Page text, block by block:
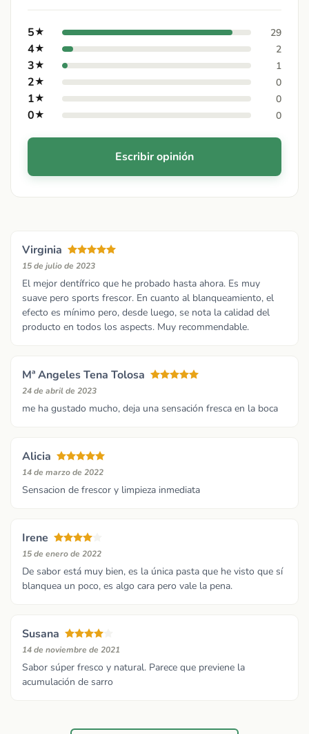
5★ 29
4★ 2
3★ 1
2★ 0
1★ 0
0★ 0
Escribir opinión
Virginia
15 de julio de 2023
El mejor dentífrico que he probado hasta ahora. Es muy
suave pero sports frescor. En cuanto al blanqueamiento, el
efecto es mínimo pero, desde luego, se nota la calidad del
producto en todos los aspects. Muy recommendable.
Mª Angeles Tena Tolosa
24 de abril de 2023
me ha gustado mucho, deja una sensación fresca en la boca
Alicia
14 de marzo de 2022
Sensacion de frescor y limpieza inmediata
Irene
15 de enero de 2022
De sabor está muy bien, es la única pasta que he visto que sí
blanquea un poco, es algo cara pero vale la pena.
Susana
14 de noviembre de 2021
Sabor súper fresco y natural. Parece que previene la
acumulación de sarro